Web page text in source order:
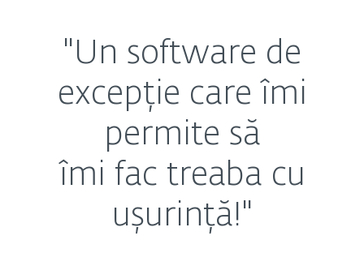
"Un software de
excepție care îmi
permite să
îmi fac treaba cu
ușurință!"